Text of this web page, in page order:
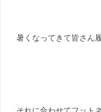
暑くなってきて皆さん